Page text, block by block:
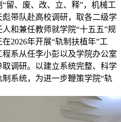
留、废、改、立、释”，机械工
带队赴高校调研，取各二级学
和兼任教师就学院“十五五”规
2026年开展“轨制扶植年”工
系从任李小彭以及学院办公室
调研。以建立系统完整、科学
系统，为进一步鞭策学院“轨